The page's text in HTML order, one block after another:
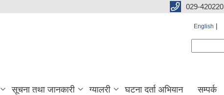
029-420220
English
सूचना तथा जानकारी ग्यालरी घटना दर्ता अभियान सम्पर्क